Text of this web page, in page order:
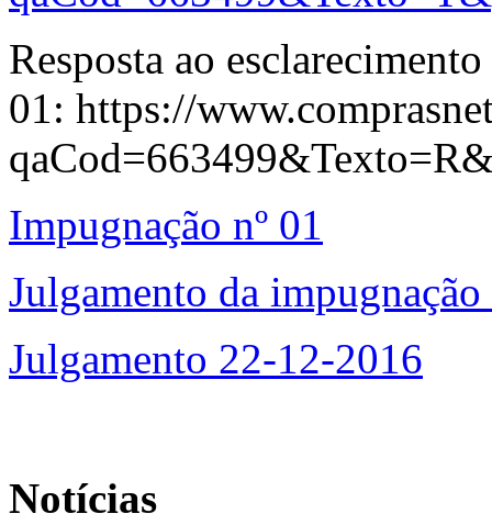
Resposta ao esclarecimento
01: https://
Impugnação nº 01
Julgamento da impugnação
Julgamento 22-12-2016
Notícias